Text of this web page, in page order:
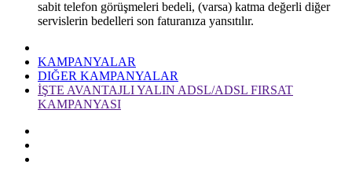
sabit telefon görüşmeleri bedeli, (varsa) katma değerli diğer
servislerin bedelleri son faturanıza yansıtılır.
KAMPANYALAR
DIĞER KAMPANYALAR
İŞTE AVANTAJLI YALIN ADSL/ADSL FIRSAT
KAMPANYASI